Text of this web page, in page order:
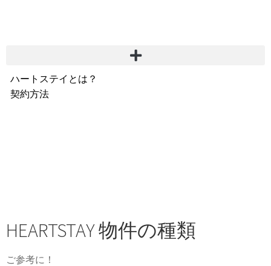
ハートステイとは？
契約方法
HEARTSTAY 物件の種類
ご参考に！